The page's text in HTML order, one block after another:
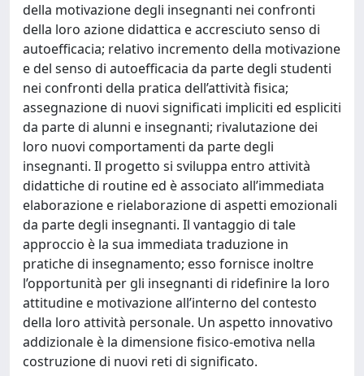
della motivazione degli insegnanti nei confronti
della loro azione didattica e accresciuto senso di
autoefficacia; relativo incremento della motivazione
e del senso di autoefficacia da parte degli studenti
nei confronti della pratica dell’attività fisica;
assegnazione di nuovi significati impliciti ed espliciti
da parte di alunni e insegnanti; rivalutazione dei
loro nuovi comportamenti da parte degli
insegnanti. Il progetto si sviluppa entro attività
didattiche di routine ed è associato all’immediata
elaborazione e rielaborazione di aspetti emozionali
da parte degli insegnanti. Il vantaggio di tale
approccio è la sua immediata traduzione in
pratiche di insegnamento; esso fornisce inoltre
l’opportunità per gli insegnanti di ridefinire la loro
attitudine e motivazione all’interno del contesto
della loro attività personale. Un aspetto innovativo
addizionale è la dimensione fisico-emotiva nella
costruzione di nuovi reti di significato.